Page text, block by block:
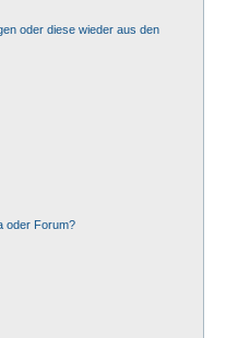
oder diese wieder aus den
oder Forum?